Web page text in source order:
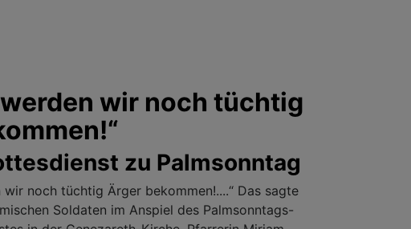
wir noch tüchtig
zu Palmsonntag
noch tüchtig Ärger bekommen!....“ Das sagte
Soldaten im Anspiel des Palmsonntags-